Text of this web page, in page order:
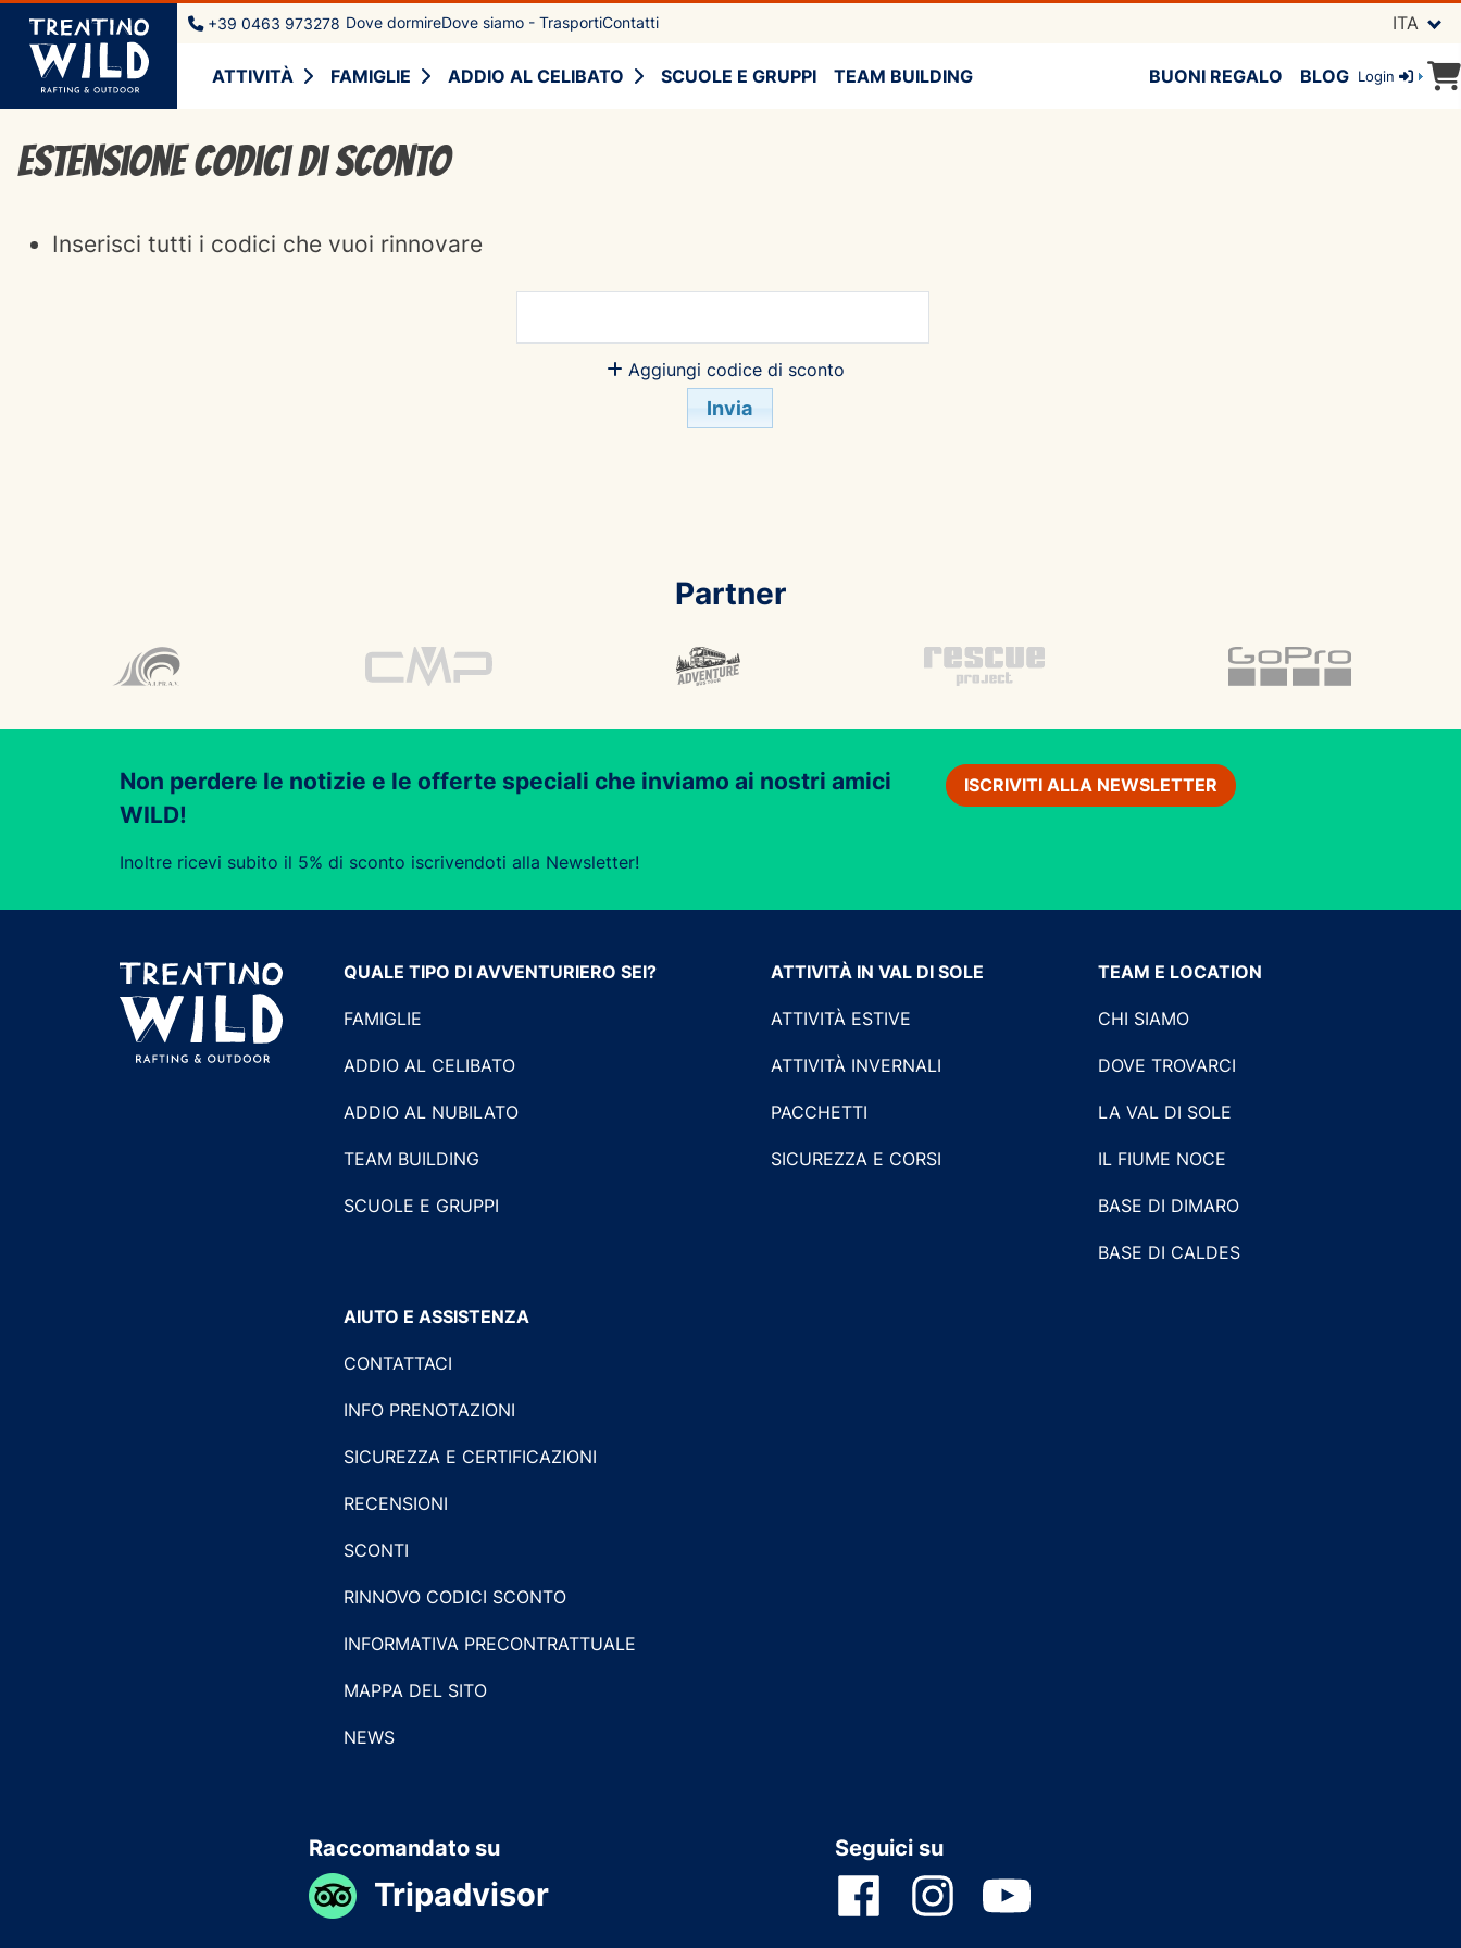
+39 0463 973278 Dove dormireDove siamo - TrasportiContatti ITA
ATTIVITÀ FAMIGLIE ADDIO AL CELIBATO SCUOLE E GRUPPI TEAM BUILDING BUONI REGALO BLOG Login
Estensione codici di sconto
Inserisci tutti i codici che vuoi rinnovare
Aggiungi codice di sconto
Partner
Non perdere le notizie e le offerte speciali che inviamo ai nostri amici
WILD!
Inoltre ricevi subito il 5% di sconto iscrivendoti alla Newsletter!
ISCRIVITI ALLA NEWSLETTER
QUALE TIPO DI AVVENTURIERO SEI?
FAMIGLIE
ADDIO AL CELIBATO
ADDIO AL NUBILATO
TEAM BUILDING
SCUOLE E GRUPPI
ATTIVITÀ IN VAL DI SOLE
ATTIVITÀ ESTIVE
ATTIVITÀ INVERNALI
PACCHETTI
SICUREZZA E CORSI
TEAM E LOCATION
CHI SIAMO
DOVE TROVARCI
LA VAL DI SOLE
IL FIUME NOCE
BASE DI DIMARO
BASE DI CALDES
AIUTO E ASSISTENZA
CONTATTACI
INFO PRENOTAZIONI
SICUREZZA E CERTIFICAZIONI
RECENSIONI
SCONTI
RINNOVO CODICI SCONTO
INFORMATIVA PRECONTRATTUALE
MAPPA DEL SITO
NEWS
Raccomandato su
Tripadvisor
Seguici su